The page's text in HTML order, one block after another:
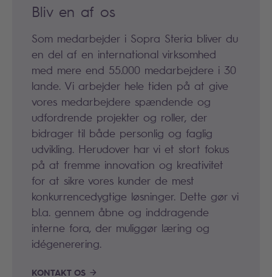
Bliv en af os
Som medarbejder i Sopra Steria bliver du
en del af en international virksomhed
med mere end 55.000 medarbejdere i 30
lande. Vi arbejder hele tiden på at give
vores medarbejdere spændende og
udfordrende projekter og roller, der
bidrager til både personlig og faglig
udvikling. Herudover har vi et stort fokus
på at fremme innovation og kreativitet
for at sikre vores kunder de mest
konkurrencedygtige løsninger. Dette gør vi
bl.a. gennem åbne og inddragende
interne fora, der muliggør læring og
idégenerering.
KONTAKT OS